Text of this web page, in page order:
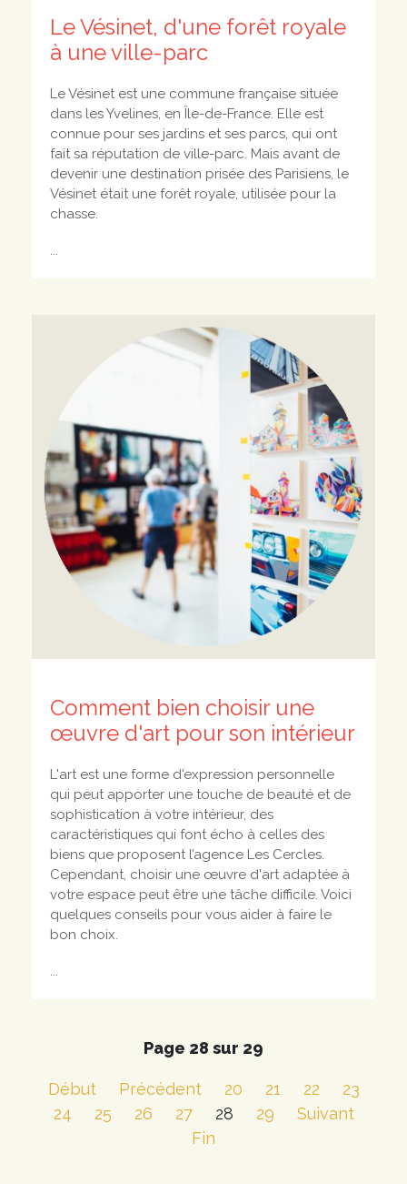
Le Vésinet, d'une forêt royale
à une ville-parc
Le Vésinet est une commune française située
dans les Yvelines, en Île-de-France. Elle est
connue pour ses jardins et ses parcs, qui ont
fait sa réputation de ville-parc. Mais avant de
devenir une destination prisée des Parisiens, le
Vésinet était une forêt royale, utilisée pour la
chasse.
...
Comment bien choisir une
œuvre d'art pour son intérieur
L'art est une forme d'expression personnelle
qui peut apporter une touche de beauté et de
sophistication à votre intérieur, des
caractéristiques qui font écho à celles des
biens que proposent l’agence Les Cercles.
Cependant, choisir une œuvre d'art adaptée à
votre espace peut être une tâche difficile. Voici
quelques conseils pour vous aider à faire le
bon choix.
...
Page 28 sur 29
Début Précédent 20 21 22
23
24
25 26 27 28 29
Suivant
Fin